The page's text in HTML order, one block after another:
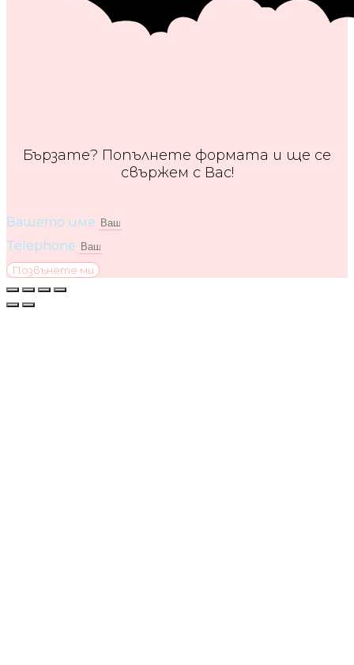
Бързате? Попълнете формата и ще се
свържем с Вас!
Вашето име
Telephone
Позвънете ми